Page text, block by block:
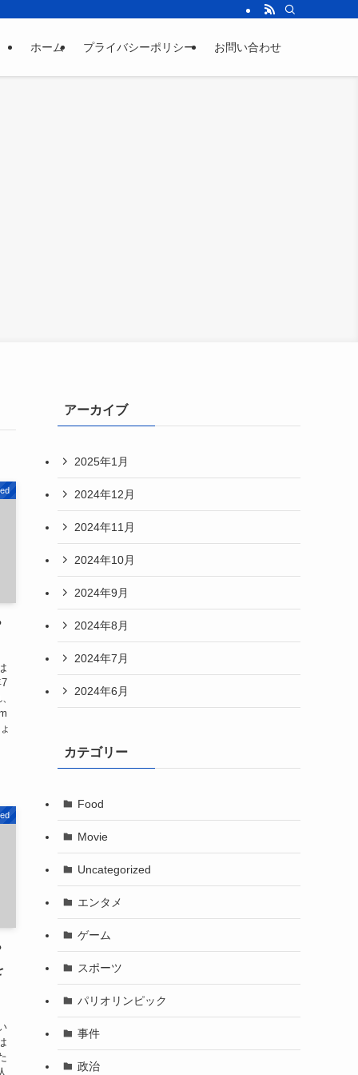
ホーム プライバシーポリシー お問い合わせ
アーカイブ
2025年1月
2024年12月
2024年11月
2024年10月
2024年9月
2024年8月
2024年7月
2024年6月
カテゴリー
Food
Movie
Uncategorized
エンタメ
ゲーム
スポーツ
パリオリンピック
事件
政治